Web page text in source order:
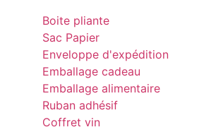
Boite pliante
Sac Papier
Enveloppe d'expédition
Emballage cadeau
Emballage alimentaire
Ruban adhésif
Coffret vin